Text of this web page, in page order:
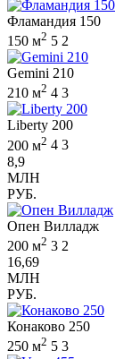
Фламандия 150
150 м2 5 2
Gemini 210
210 м2 4 3
Liberty 200
200 м2 4 3
8,9
МЛН
РУБ.
Опен Вилладж
200 м2 3 2
16,69
МЛН
РУБ.
Конаково 250
250 м2 5 3